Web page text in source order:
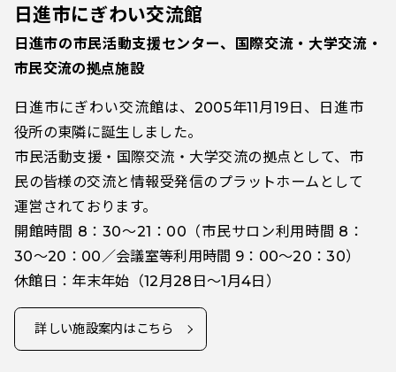
日進市にぎわい交流館
日進市の市民活動支援センター、国際交流・大学交流・
市民交流の拠点施設
日進市にぎわい交流館は、2005年11月19日、日進市
役所の東隣に誕生しました。
市民活動支援・国際交流・大学交流の拠点として、市
民の皆様の交流と情報受発信のプラットホームとして
運営されております。
開館時間 8：30～21：00（市民サロン利用時間 8：
30～20：00／会議室等利用時間 9：00～20：30）
休館日：年末年始（12月28日～1月4日）
詳しい施設案内はこちら